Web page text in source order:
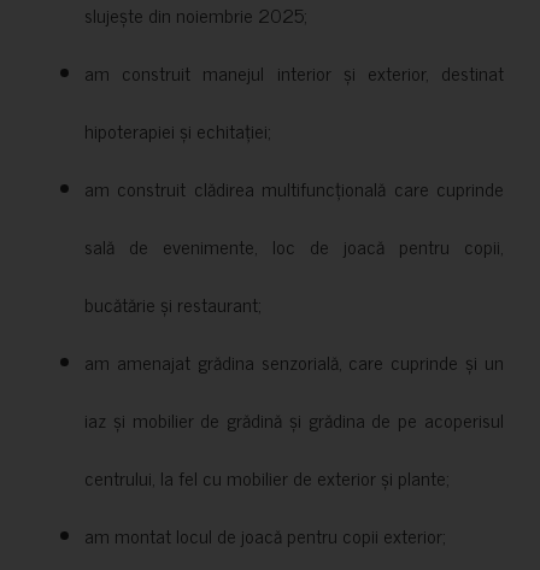
slujește din noiembrie 2025;
am construit manejul interior și exterior, destinat
hipoterapiei și echitației;
am construit clădirea multifuncțională care cuprinde
sală de evenimente, loc de joacă pentru copii,
bucătărie și restaurant;
am amenajat grădina senzorială, care cuprinde și un
iaz și mobilier de grădină și grădina de pe acoperisul
centrului, la fel cu mobilier de exterior și plante;
am montat locul de joacă pentru copii exterior;